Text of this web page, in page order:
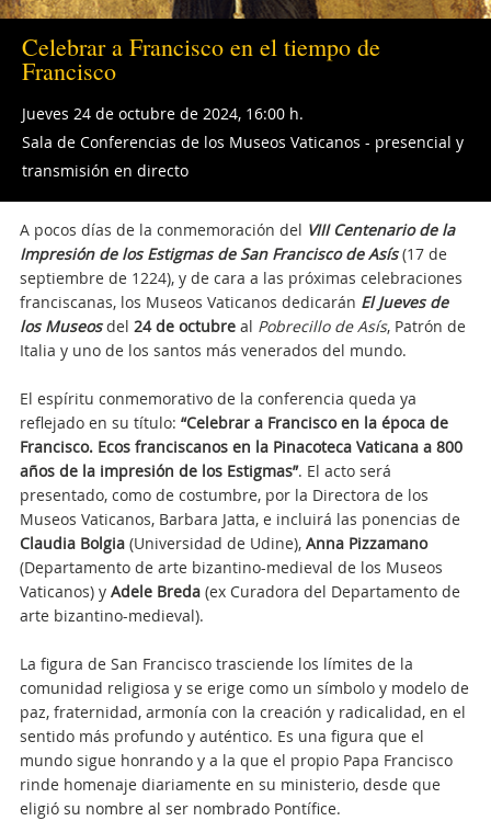
Celebrar a Francisco en el tiempo de
Francisco
Jueves 24 de octubre de 2024, 16:00 h.
Sala de Conferencias de los Museos Vaticanos - presencial y
transmisión en directo
A pocos días de la conmemoración del VIII Centenario de la
Impresión de los Estigmas de San Francisco de Asís (17 de
septiembre de 1224), y de cara a las próximas celebraciones
franciscanas, los Museos Vaticanos dedicarán El Jueves de
los Museosdel 24 de octubreal Pobrecillo de Asís, Patrón de
Italia y uno de los santos más venerados del mundo.
El espíritu conmemorativo de la conferencia queda ya
reflejado en su título: “Celebrar a Francisco en la época de
Francisco. Ecos franciscanos en la Pinacoteca Vaticana a 800
años de la impresión de los Estigmas”. El acto será
presentado, como de costumbre, por la Directora de los
Museos Vaticanos, Barbara Jatta, e incluirá las ponencias de
Claudia Bolgia(Universidad de Udine), Anna Pizzamano
(Departamento de arte bizantino-medieval de los Museos
Vaticanos) y Adele Breda(ex Curadora del Departamento de
arte bizantino-medieval).
La figura de San Francisco trasciende los límites de la
comunidad religiosa y se erige como un símbolo y modelo de
paz, fraternidad, armonía con la creación y radicalidad, en el
sentido más profundo y auténtico. Es una figura que el
mundo sigue honrando y a la que el propio Papa Francisco
rinde homenaje diariamente en su ministerio, desde que
eligió su nombre al ser nombrado Pontífice.